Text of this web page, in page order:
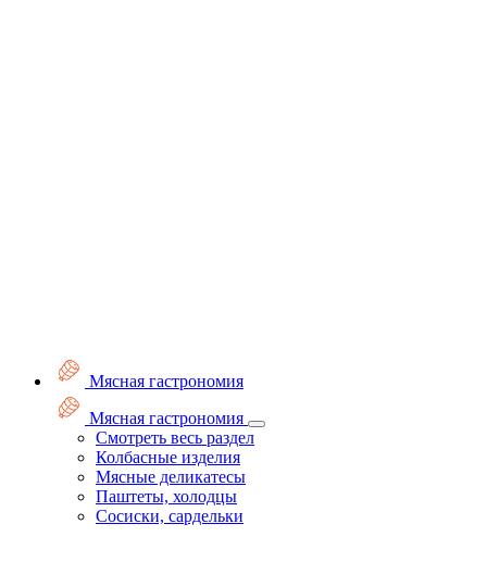
Мясная гастрономия
Мясная гастрономия
Смотреть весь раздел
Колбасные изделия
Мясные деликатесы
Паштеты, холодцы
Сосиски, сардельки